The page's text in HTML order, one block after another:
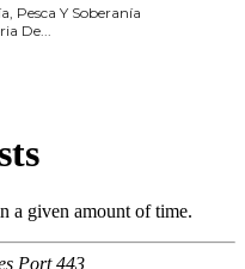
Pesca Y Soberanía
De...